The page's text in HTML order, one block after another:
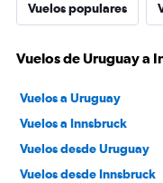
Vuelos populares
Vuelos de Uruguay a
Vuelos a Uruguay
Vuelos a Innsbruck
Vuelos desde Uruguay
Vuelos desde Innsbruck